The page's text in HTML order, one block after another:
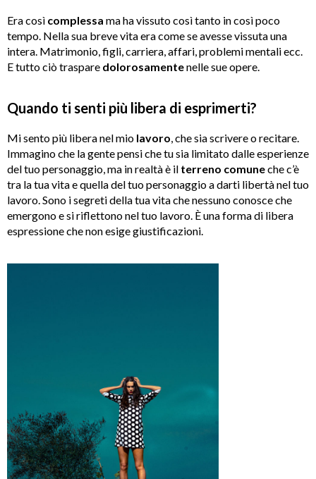
Era così complessa ma ha vissuto così tanto in così poco
tempo. Nella sua breve vita era come se avesse vissuta una
intera. Matrimonio, figli, carriera, affari, problemi mentali ecc.
E tutto ciò traspare dolorosamentenelle sue opere.
Quando ti senti più libera di esprimerti?
Mi sento più libera nel mio lavoro, che sia scrivere o recitare.
Immagino che la gente pensi che tu sia limitato dalle esperienze
del tuo personaggio, ma in realtà è il terreno comuneche c’è
tra la tua vita e quella del tuo personaggio a darti libertà nel tuo
lavoro. Sono i segreti della tua vita che nessuno conosce che
emergono e si riflettono nel tuo lavoro. È una forma di libera
espressione che non esige giustificazioni.